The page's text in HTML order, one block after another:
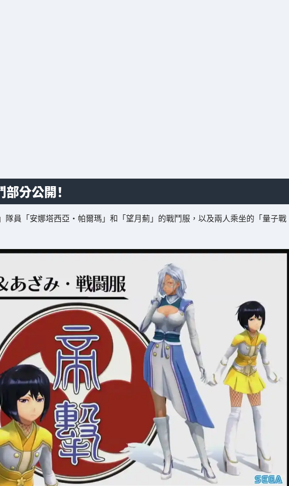
部分公開！
隊員「安娜塔西亞・帕爾瑪」和「望月薊」的戰鬥服，以及兩人乘坐的「量子戰